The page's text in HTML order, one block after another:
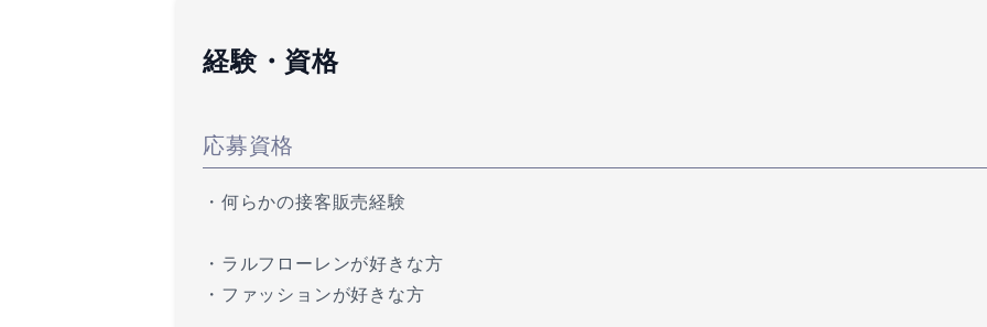
経験・資格
応募資格
・何らかの接客販売経験
・ラルフローレンが好きな方
・ファッションが好きな方